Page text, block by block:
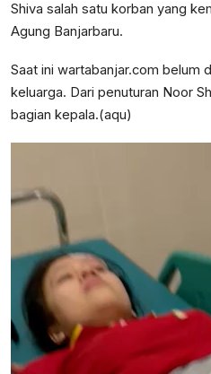
Shiva salah satu korban yang
Agung Banjarbaru.
Saat ini wartabanjar.com belum
keluarga. Dari penuturan Noor
bagian kepala.(aqu)